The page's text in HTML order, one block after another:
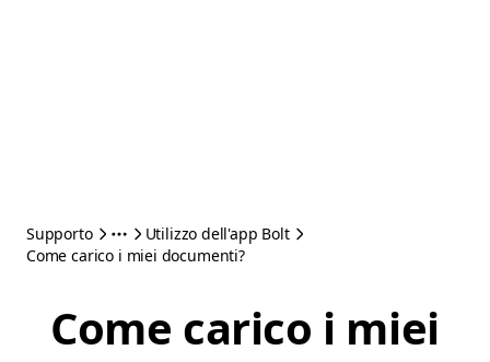
Supporto
Utilizzo dell'app Bolt
Come carico i miei documenti?
Come carico i miei